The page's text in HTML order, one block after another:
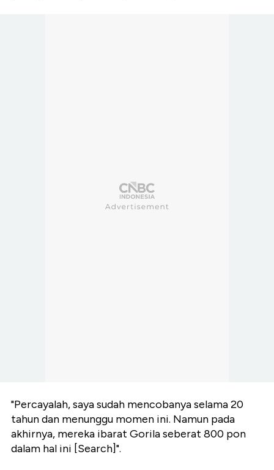
"Percayalah, saya sudah mencobanya selama 20
tahun dan menunggu momen ini. Namun pada
akhirnya, mereka ibarat Gorila seberat 800 pon
dalam hal ini [Search]".